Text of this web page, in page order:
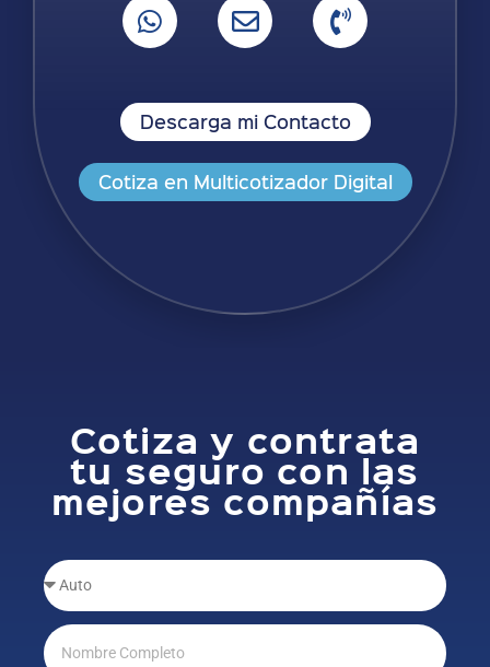
Descarga mi Contacto
Cotiza en Multicotizador Digital
Cotiza y contrata
tu seguro con las
mejores compañías